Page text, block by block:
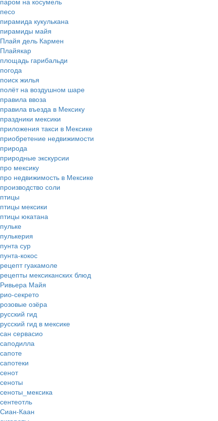
песо
пирамида кукулькана
пирамиды майя
Плайя дель Кармен
Плайякар
площадь гарибальди
погода
поиск жилья
полёт на воздушном шаре
правила ввоза
правила въезда в Мексику
праздники мексики
приложения такси в Мексике
приобретение недвижимости
природа
природные экскурсии
про мексику
про недвижимость в Мексике
производство соли
птицы
птицы мексики
птицы юкатана
пульке
пулькерия
пунта сур
пунта-кокос
рецепт гуакамоле
рецепты мексиканских блюд
Ривьера Майя
рио-секрето
розовые озёра
русский гид
русский гид в мексике
сан сервасио
саподилла
сапоте
сапотеки
сенот
сеноты
сеноты_мексика
сентеотль
Сиан-Каан